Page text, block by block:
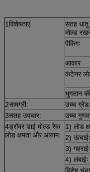
1विशेषताएं
सतह धातु
मोल्ड
पैकिंगः
आकार
कंटेनर
भुगतान
2सामग्री:
उच्च ग्रेड
3सतह उपचार:
उच्च
4ड्रॉवर डाई मोल्ड रैक
लोड क्षमता और आयाम:
1) लोड
2)
3)
4)